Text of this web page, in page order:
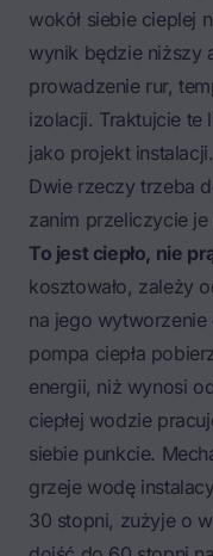
wokół siebie cieplej
wynik będzie niższy
prowadzenie rur,
izolacji. Traktujcie te
jako projekt instalacji.
Dwie rzeczy trzeba
zanim przeliczycie je
To jest ciepło, nie
kosztowało, zależy
na jego
pompa ciepła
energii, niż wynosi
ciepłej wodzie
siebie punkcie.
grzeje wodę
30 stopni, zużyje o